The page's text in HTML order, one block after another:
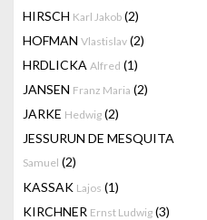
HIRSCH Karl Jakob (2)
HOFMAN Vlastislav (2)
HRDLICKA Alfred (1)
JANSEN Franz Maria (2)
JARKE Hedwig (2)
JESSURUN DE MESQUITA
Samuel (2)
KASSAK Lajos (1)
KIRCHNER Ernst Ludwig (3)